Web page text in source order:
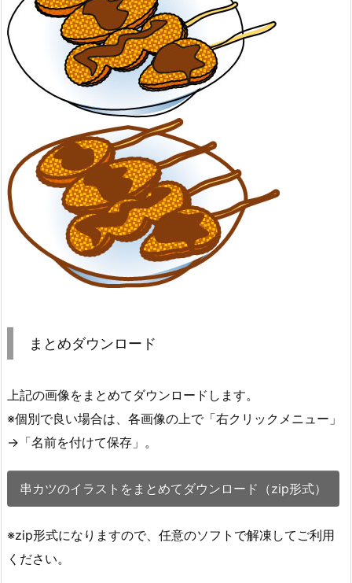
まとめダウンロード
上記の画像をまとめてダウンロードします。
※個別で良い場合は、各画像の上で「右クリックメニュー」
→「名前を付けて保存」。
串カツのイラストをまとめてダウンロード（zip形式）
※zip形式になりますので、任意のソフトで解凍してご利用
ください。